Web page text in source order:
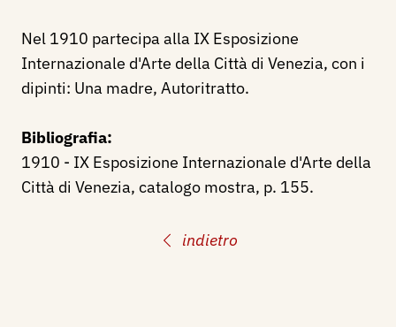
indietro
Nel 1910 partecipa alla IX Esposizione
Internazionale d'Arte della Città di Venezia, con i
dipinti: Una madre, Autoritratto.
Bibliografia:
1910 - IX Esposizione Internazionale d'Arte della
Città di Venezia, catalogo mostra, p. 155.